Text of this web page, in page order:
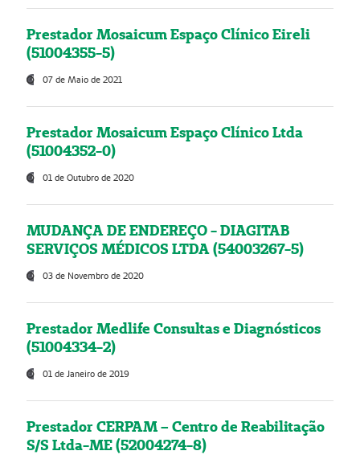
Prestador Mosaicum Espaço Clínico Eireli
(51004355-5)
07 de Maio de 2021
Prestador Mosaicum Espaço Clínico Ltda
(51004352-0)
01 de Outubro de 2020
MUDANÇA DE ENDEREÇO - DIAGITAB
SERVIÇOS MÉDICOS LTDA (54003267-5)
03 de Novembro de 2020
Prestador Medlife Consultas e Diagnósticos
(51004334-2)
01 de Janeiro de 2019
Prestador CERPAM – Centro de Reabilitação
S/S Ltda-ME (52004274-8)